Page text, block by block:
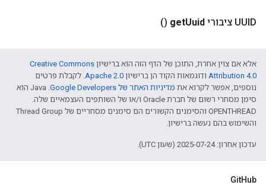
UUID ציבורי getUuid
()
אלא אם צוין אחרת, התוכן של הדף הזה הוא ברישיון Creative Commons
Attribution 4.0‏ ודוגמאות הקוד הן ברישיון Apache 2.0‏. לקבלת פרטים
נוספים, אפשר לקרוא את מדיניות האתר של Google Developers‏
.‏ Java הוא
סימן מסחרי רשום של חברת Oracle ו/או של השותפים העצמאיים שלה.
‫OPENTHREAD והסימנים הקשורים הם סימנים מסחריים של Thread Group
והשימוש בהם נעשה ברישיון.
עדכון אחרון: 2025-07-24 (שעון UTC).
GitHub